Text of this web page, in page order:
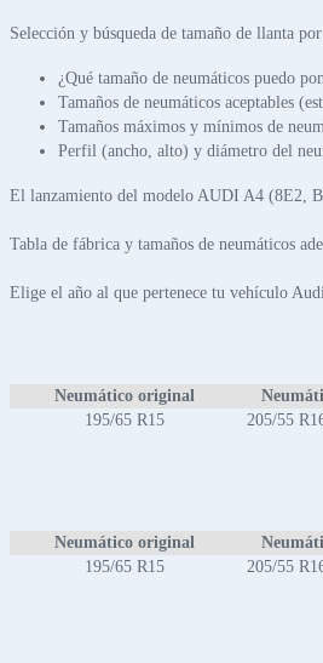
Selección y búsqueda de tamaño de llanta
¿Qué tamaño de neumáticos puedo
Tamaños de neumáticos aceptables
Tamaños máximos y mínimos de
Perfil (ancho, alto) y diámetro del
El lanzamiento del modelo AUDI A4 (8E2,
Tabla de fábrica y tamaños de neumáticos
Elige el año al que pertenece tu vehículo
Neumático original
195/65 R15
205/55
Neumático original
195/65 R15
205/55